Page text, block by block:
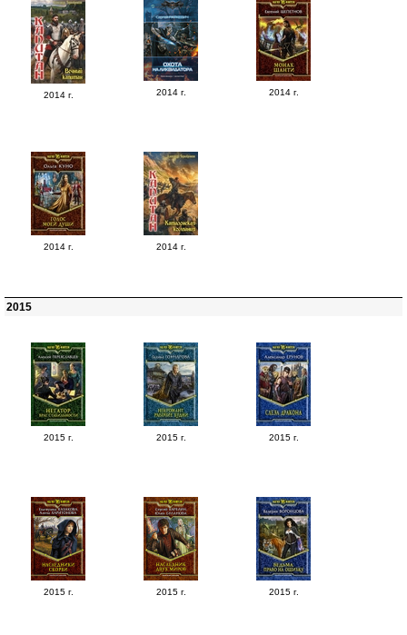
2014 г. 2014 г. 2014 г.
2014 г. 2014 г.
2015
2015 г. 2015 г. 2015 г.
2015 г. 2015 г. 2015 г.